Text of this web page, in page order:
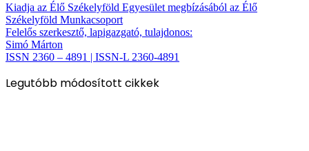
Kiadja az Élő Székelyföld Egyesület megbízásából az Élő
Székelyföld Munkacsoport
Felelős szerkesztő, lapigazgató, tulajdonos:
Simó Márton
ISSN 2360 – 4891 | ISSN-L 2360-4891
Legutóbb módosított cikkek